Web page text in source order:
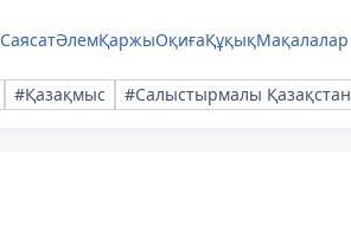
СаясатӘлемҚаржыОқиғаҚұқықМақалалар
#Қазақмыс #Салыстырмалы Қазақстан